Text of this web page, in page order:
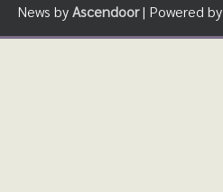
News byAscendoor| Powered by